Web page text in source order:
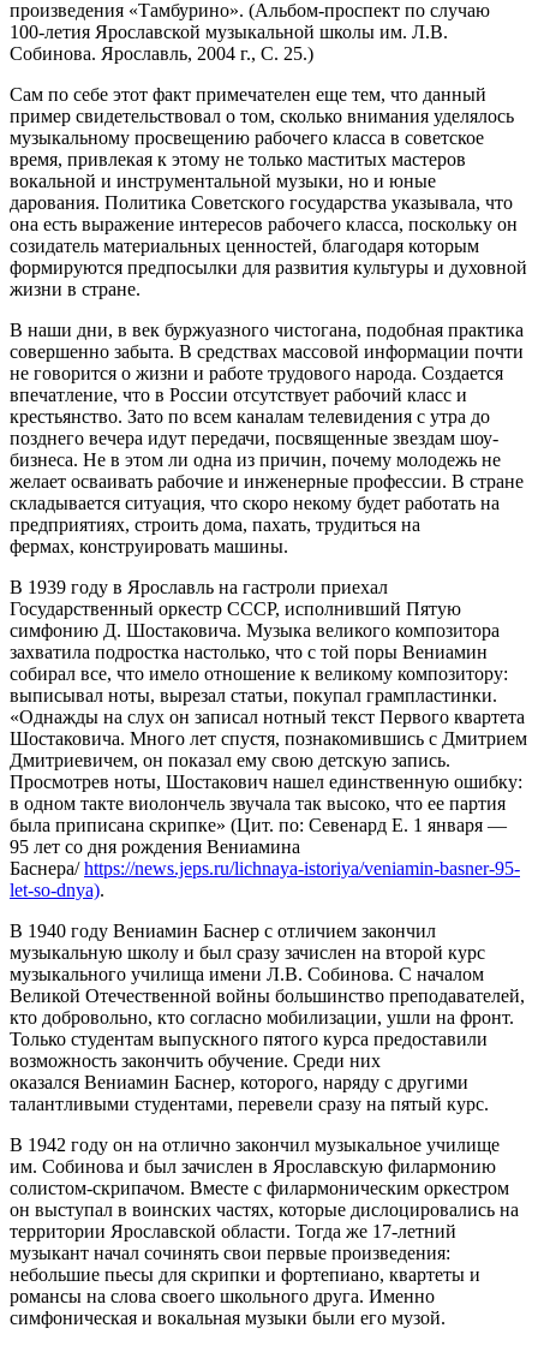
произведения «Тамбурино». (Альбом-проспект по случаю
100-летия Ярославской музыкальной школы им. Л.В.
Собинова. Ярославль, 2004 г., С. 25.)
Сам по себе этот факт примечателен еще тем, что данный
пример свидетельствовал о том, сколько внимания уделялось
музыкальному просвещению рабочего класса в советское
время, привлекая к этому не только маститых мастеров
вокальной и инструментальной музыки, но и юные
дарования. Политика Советского государства указывала, что
она есть выражение интересов рабочего класса, поскольку он
созидатель материальных ценностей, благодаря которым
формируются предпосылки для развития культуры и духовной
жизни в стране.
В наши дни, в век буржуазного чистогана, подобная практика
совершенно забыта. В средствах массовой информации почти
не говорится о жизни и работе трудового народа. Создается
впечатление, что в России отсутствует рабочий класс и
крестьянство. Зато по всем каналам телевидения с утра до
позднего вечера идут передачи, посвященные звездам шоу-
бизнеса. Не в этом ли одна из причин, почему молодежь не
желает осваивать рабочие и инженерные профессии. В стране
складывается ситуация, что скоро некому будет работать на
предприятиях, строить дома, пахать, трудиться на
фермах, конструировать машины.
В 1939 году в Ярославль на гастроли приехал
Государственный оркестр СССР, исполнивший Пятую
симфонию Д. Шостаковича. Музыка великого композитора
захватила подростка настолько, что с той поры Вениамин
собирал все, что имело отношение к великому композитору:
выписывал ноты, вырезал статьи, покупал грампластинки.
«Однажды на слух он записал нотный текст Первого квартета
Шостаковича. Много лет спустя, познакомившись с Дмитрием
Дмитриевичем, он показал ему свою детскую запись.
Просмотрев ноты, Шостакович нашел единственную ошибку:
в одном такте виолончель звучала так высоко, что ее партия
была приписана скрипке» (Цит. по: Севенард Е. 1 января —
95 лет со дня рождения Вениамина
Баснера/https://news.jeps.ru/lichnaya-istoriya/veniamin-basner-95-
let-so-dnya).
В 1940 году Вениамин Баснер с отличием закончил
музыкальную школу и был сразу зачислен на второй курс
музыкального училища имени Л.В. Собинова. С началом
Великой Отечественной войны большинство преподавателей,
кто добровольно, кто согласно мобилизации, ушли на фронт.
Только студентам выпускного пятого курса предоставили
возможность закончить обучение. Среди них
оказался Вениамин Баснер, которого, наряду с другими
талантливыми студентами, перевели сразу на пятый курс.
В 1942 году он на отлично закончил музыкальное училище
им. Собинова и был зачислен в Ярославскую филармонию
солистом-скрипачом. Вместе с филармоническим оркестром
он выступал в воинских частях, которые дислоцировались на
территории Ярославской области. Тогда же 17-летний
музыкант начал сочинять свои первые произведения:
небольшие пьесы для скрипки и фортепиано, квартеты и
романсы на слова своего школьного друга. Именно
симфоническая и вокальная музыки были его музой.